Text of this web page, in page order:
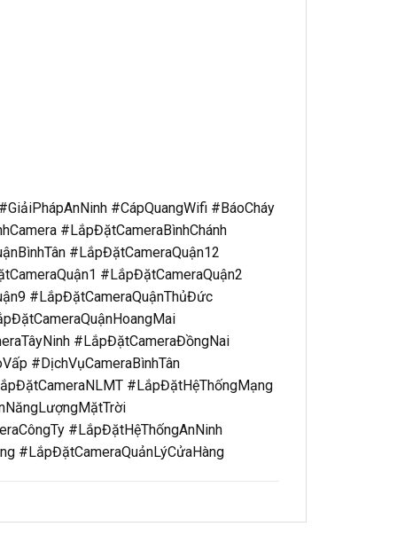
#CápQuangWifi #BáoCháy
#LắpĐặtCameraBìnhChánh
#LắpĐặtCameraQuận12
#LắpĐặtCameraQuận2
#LắpĐặtCameraQuậnThủĐức
#LắpĐặtCameraĐồngNai
#DịchVụCameraBìnhTân
#LắpĐặtHệThốngMạng
#LắpĐặtHệThốngAnNinh
#LắpĐặtCameraQuảnLýCửaHàng